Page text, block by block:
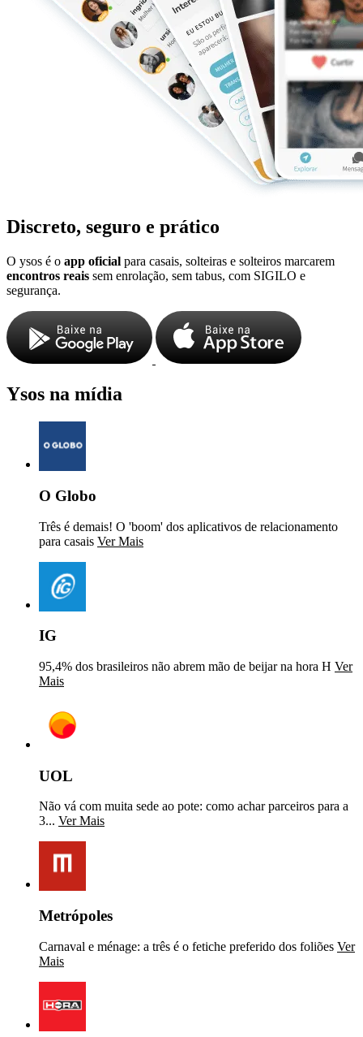
Discreto, seguro e prático
O ysos é o app oficial para casais, solteiras e solteiros marcarem
encontros reais sem enrolação, sem tabus, com SIGILO e
segurança.
Ysos na mídia
O Globo
Três é demais! O 'boom' dos aplicativos de relacionamento
para casais Ver Mais
IG
95,4% dos brasileiros não abrem mão de beijar na hora H Ver
Mais
UOL
Não vá com muita sede ao pote: como achar parceiros para a
3... Ver Mais
Metrópoles
Carnaval e ménage: a três é o fetiche preferido dos foliões Ver
Mais